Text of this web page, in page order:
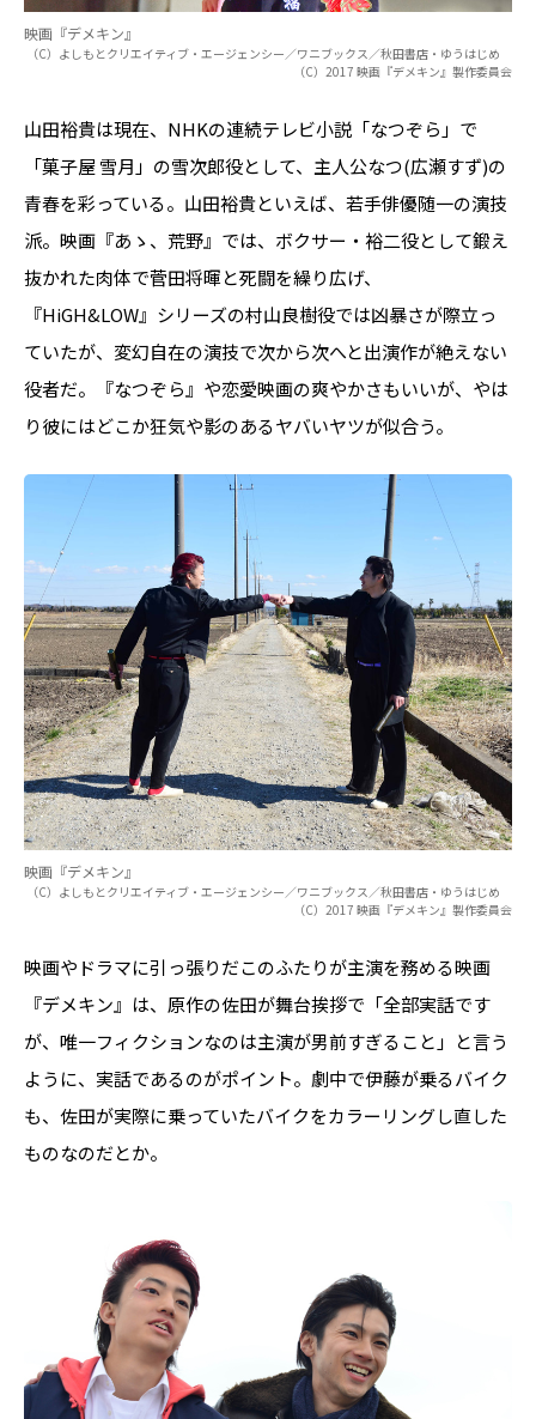
映画『デメキン』
（C）よしもとクリエイティブ・エージェンシー／ワニブックス／秋田書店・ゆうはじめ
（C）2017 映画『デメキン』製作委員会
山田裕貴は現在、NHKの連続テレビ小説「なつぞら」で
「菓子屋 雪月」の雪次郎役として、主人公なつ(広瀬すず)の
青春を彩っている。山田裕貴といえば、若手俳優随一の演技
派。映画『あゝ、荒野』では、ボクサー・裕二役として鍛え
抜かれた肉体で菅田将暉と死闘を繰り広げ、
『HiGH&LOW』シリーズの村山良樹役では凶暴さが際立っ
ていたが、変幻自在の演技で次から次へと出演作が絶えない
役者だ。『なつぞら』や恋愛映画の爽やかさもいいが、やは
り彼にはどこか狂気や影のあるヤバいヤツが似合う。
映画『デメキン』
（C）よしもとクリエイティブ・エージェンシー／ワニブックス／秋田書店・ゆうはじめ
（C）2017 映画『デメキン』製作委員会
映画やドラマに引っ張りだこのふたりが主演を務める映画
『デメキン』は、原作の佐田が舞台挨拶で「全部実話です
が、唯一フィクションなのは主演が男前すぎること」と言う
ように、実話であるのがポイント。劇中で伊藤が乗るバイク
も、佐田が実際に乗っていたバイクをカラーリングし直した
ものなのだとか。